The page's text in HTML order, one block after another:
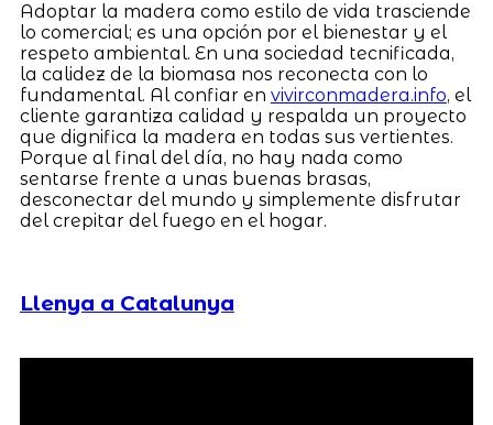
Adoptar la madera como estilo de vida trasciende
lo comercial; es una opción por el bienestar y el
respeto ambiental. En una sociedad tecnificada,
la calidez de la biomasa nos reconecta con lo
fundamental. Al confiar en vivirconmadera.info, el
cliente garantiza calidad y respalda un proyecto
que dignifica la madera en todas sus vertientes.
Porque al final del día, no hay nada como
sentarse frente a unas buenas brasas,
desconectar del mundo y simplemente disfrutar
del crepitar del fuego en el hogar.
Llenya a Catalunya